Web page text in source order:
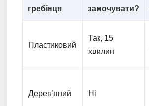
гребінця
замочувати?
Пластиковий
Так, 15
хвилин
Дерев’яний Ні